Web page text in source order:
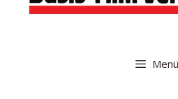
Menü